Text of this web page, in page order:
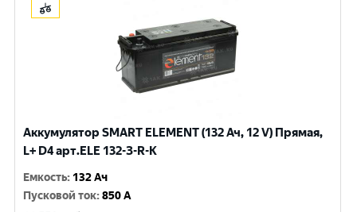
Аккумулятор SMART ELEMENT (132 Ач, 12 V) Прямая,
L+ D4 арт.ELE 132-З-R-К
Емкость: 132 Ач
Пусковой ток:850 A